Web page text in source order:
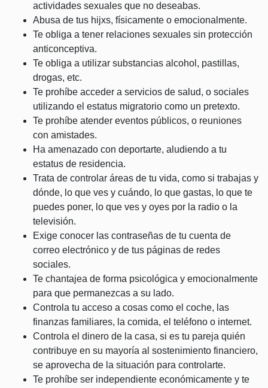
actividades sexuales que no deseabas.
Abusa de tus hijxs, físicamente o emocionalmente.
Te obliga a tener relaciones sexuales sin protección
anticonceptiva.
Te obliga a utilizar substancias alcohol, pastillas,
drogas, etc.
Te prohíbe acceder a servicios de salud, o sociales
utilizando el estatus migratorio como un pretexto.
Te prohíbe atender eventos públicos, o reuniones
con amistades.
Ha amenazado con deportarte, aludiendo a tu
estatus de residencia.
Trata de controlar áreas de tu vida, como si trabajas y
dónde, lo que ves y cuándo, lo que gastas, lo que te
puedes poner, lo que ves y oyes por la radio o la
televisión.
Exige conocer las contraseñas de tu cuenta de
correo electrónico y de tus páginas de redes
sociales.
Te chantajea de forma psicológica y emocionalmente
para que permanezcas a su lado.
Controla tu acceso a cosas como el coche, las
finanzas familiares, la comida, el teléfono o internet.
Controla el dinero de la casa, si es tu pareja quién
contribuye en su mayoría al sostenimiento financiero,
se aprovecha de la situación para controlarte.
Te prohíbe ser independiente económicamente y te